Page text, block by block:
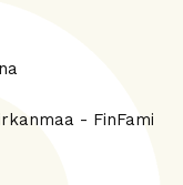
- FinFami